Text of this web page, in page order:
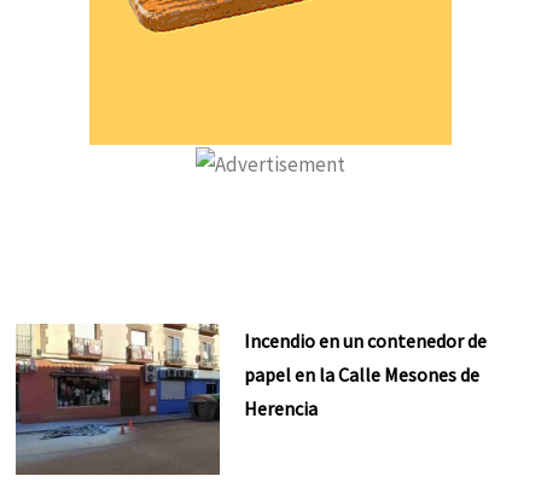
Incendio en un contenedor de
papel en la Calle Mesones de
Herencia